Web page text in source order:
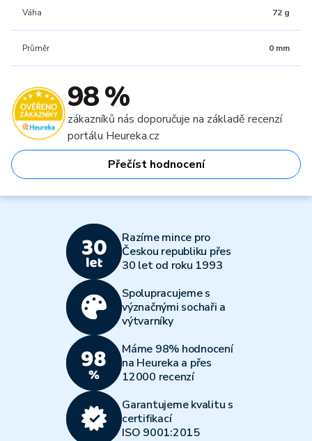
Váha 72 g
Průměr 0 mm
98 %
zákazníků nás doporučuje na základě recenzí
portálu Heureka.cz
Přečíst hodnocení
Razíme mince pro
Českou republiku přes
30 let od roku 1993
Spolupracujeme s
význačnými sochaři a
výtvarníky
Máme 98% hodnocení
na Heureka a přes
12000 recenzí
Garantujeme kvalitu s
certifikací
ISO 9001:2015